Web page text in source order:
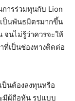
การร่วมทุนกับ Lion
ป็นพันธมิตรมากขึ้น
จนไม่รู้ว่าควรจะให้
ที่เป็นช่องทางติดต่อ
ป็นต้องลงทุนหรือ
มีผู้ถือหุ้น รูปแบบ